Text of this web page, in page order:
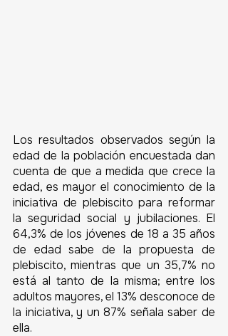
Los resultados observados según la
edad de la población encuestada dan
cuenta de que a medida que crece la
edad, es mayor el conocimiento de la
iniciativa de plebiscito para reformar
la seguridad social y jubilaciones. El
64,3% de los jóvenes de 18 a 35 años
de edad sabe de la propuesta de
plebiscito, mientras que un 35,7% no
está al tanto de la misma; entre los
adultos mayores, el 13% desconoce de
la iniciativa, y un 87% señala saber de
ella.